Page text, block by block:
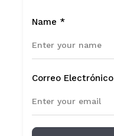
Name *
Correo Electrónico